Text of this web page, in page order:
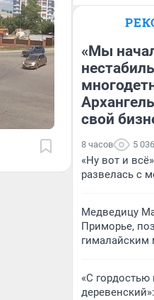
«Мы
свой
8 часов 5 036
«Ну вот и
развелась с
Медведицу
Приморье,
«С гордостью